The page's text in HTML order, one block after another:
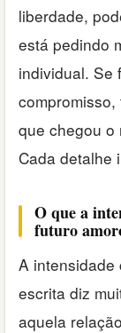
liberdade,
está pedindo
individual. Se
que chegou o
Cada detalhe
O que a
futuro
A intensidade
escrita diz
aquela